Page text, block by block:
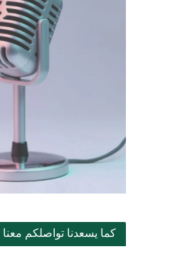
كما يسعدنا تواصلكم معنا